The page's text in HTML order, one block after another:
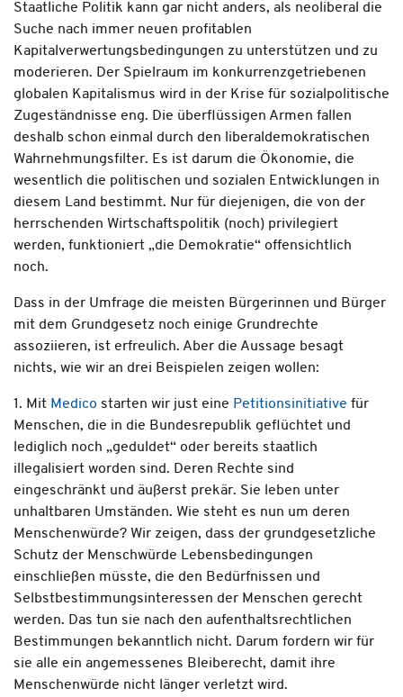
Staatliche Politik kann gar nicht anders, als neoliberal die
Suche nach immer neuen profitablen
Kapitalverwertungsbedingungen zu unterstützen und zu
moderieren. Der Spielraum im konkurrenzgetriebenen
globalen Kapitalismus wird in der Krise für sozialpolitische
Zugeständnisse eng. Die überflüssigen Armen fallen
deshalb schon einmal durch den liberaldemokratischen
Wahrnehmungsfilter. Es ist darum die Ökonomie, die
wesentlich die politischen und sozialen Entwicklungen in
diesem Land bestimmt. Nur für diejenigen, die von der
herrschenden Wirtschaftspolitik (noch) privilegiert
werden, funktioniert „die Demokratie“ offensichtlich
noch.
Dass in der Umfrage die meisten Bürgerinnen und Bürger
mit dem Grundgesetz noch einige Grundrechte
assoziieren, ist erfreulich. Aber die Aussage besagt
nichts, wie wir an drei Beispielen zeigen wollen:
1. Mit Medico starten wir just eine Petitionsinitiative für
Menschen, die in die Bundesrepublik geflüchtet und
lediglich noch „geduldet“ oder bereits staatlich
illegalisiert worden sind. Deren Rechte sind
eingeschränkt und äußerst prekär. Sie leben unter
unhaltbaren Umständen. Wie steht es nun um deren
Menschenwürde? Wir zeigen, dass der grundgesetzliche
Schutz der Menschwürde Lebensbedingungen
einschließen müsste, die den Bedürfnissen und
Selbstbestimmungsinteressen der Menschen gerecht
werden. Das tun sie nach den aufenthaltsrechtlichen
Bestimmungen bekanntlich nicht. Darum fordern wir für
sie alle ein angemessenes Bleiberecht, damit ihre
Menschenwürde nicht länger verletzt wird.